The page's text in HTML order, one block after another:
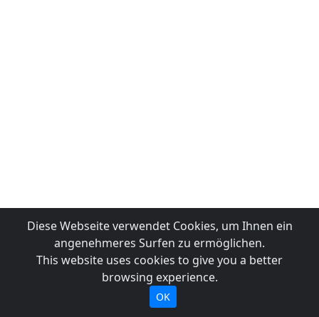
Diese Webseite verwendet Cookies, um Ihnen ein
angenehmeres Surfen zu ermöglichen.
This website uses cookies to give you a better
browsing experience.
OK